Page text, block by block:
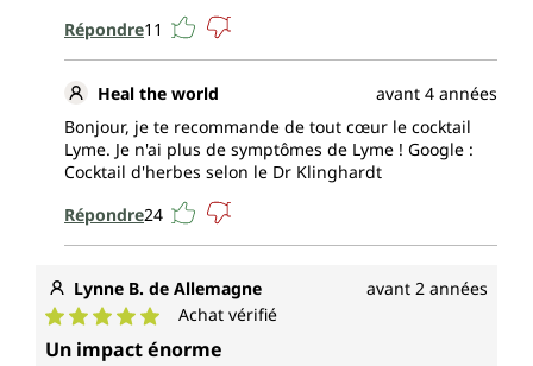
Répondre11
Heal the world
avant 4 années
Bonjour, je te recommande de tout cœur le cocktail
Lyme. Je n'ai plus de symptômes de Lyme ! Google :
Cocktail d'herbes selon le Dr Klinghardt
Répondre24
Lynne B. de Allemagne avant 2 années
Note moyenne de 5 sur 5 étoiles
Achat vérifié
Un impact énorme